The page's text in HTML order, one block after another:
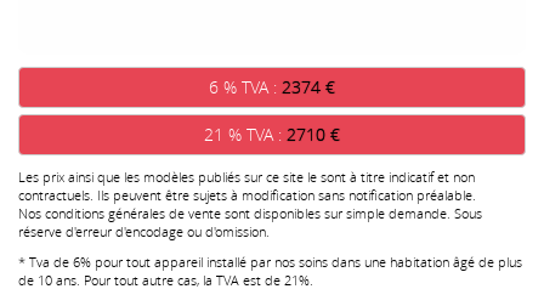
6 % TVA : 2374 €
21 % TVA : 2710 €
Les prix ainsi que les modèles publiés sur ce site le sont à titre indicatif et non
contractuels. Ils peuvent être sujets à modification sans notification préalable.
Nos conditions générales de vente sont disponibles sur simple demande. Sous
réserve d'erreur d'encodage ou d'omission.
* Tva de 6% pour tout appareil installé par nos soins dans une habitation âgé de plus
de 10 ans. Pour tout autre cas, la TVA est de 21%.